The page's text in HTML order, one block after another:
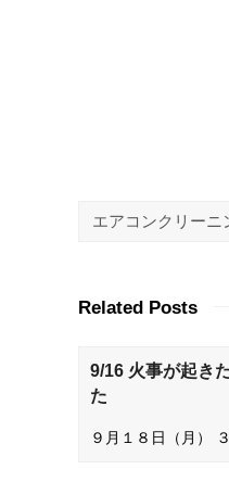
エアコンクリーニ
Related Posts
9/16 火事が起き
た
９月１８日（月）